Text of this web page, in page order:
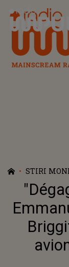
Radio Impuls
STIRI